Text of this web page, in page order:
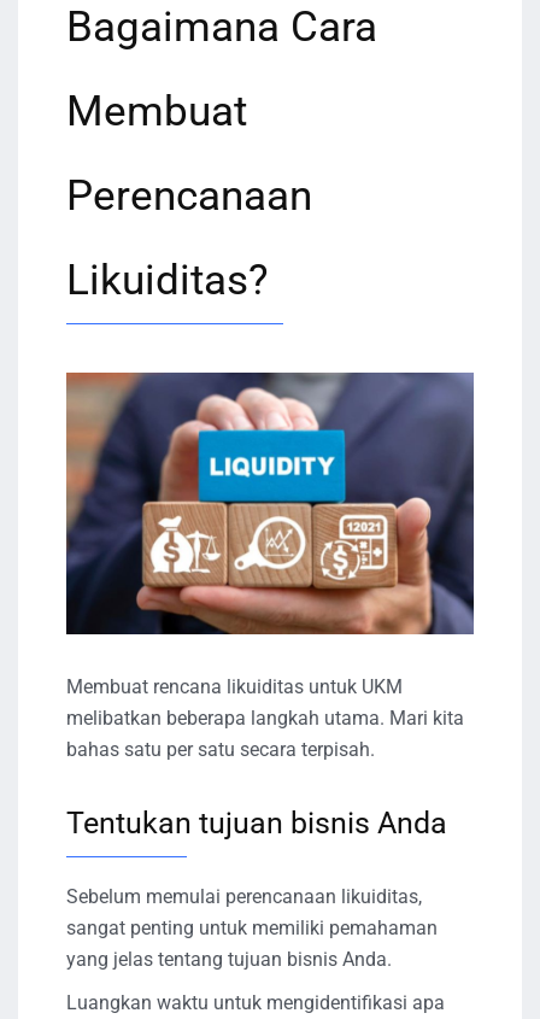
Bagaimana Cara
Membuat
Perencanaan
Likuiditas?
Membuat rencana likuiditas untuk UKM
melibatkan beberapa langkah utama. Mari kita
bahas satu per satu secara terpisah.
Tentukan tujuan bisnis Anda
Sebelum memulai perencanaan likuiditas,
sangat penting untuk memiliki pemahaman
yang jelas tentang tujuan bisnis Anda.
Luangkan waktu untuk mengidentifikasi apa